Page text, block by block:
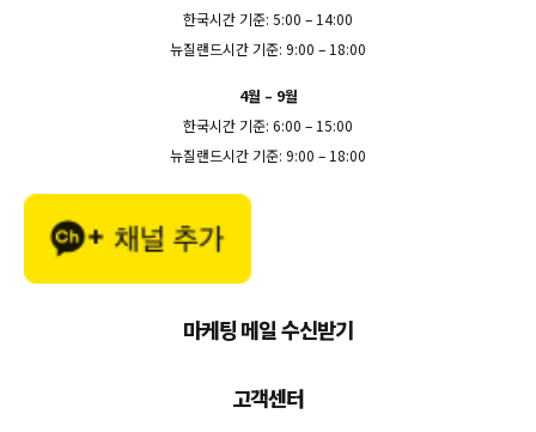
한국시간 기준: 5:00 – 14:00
뉴질랜드시간 기준: 9:00 – 18:00
4월 – 9월
한국시간 기준: 6:00 – 15:00
뉴질랜드시간 기준: 9:00 – 18:00
마케팅 메일 수신받기
고객센터